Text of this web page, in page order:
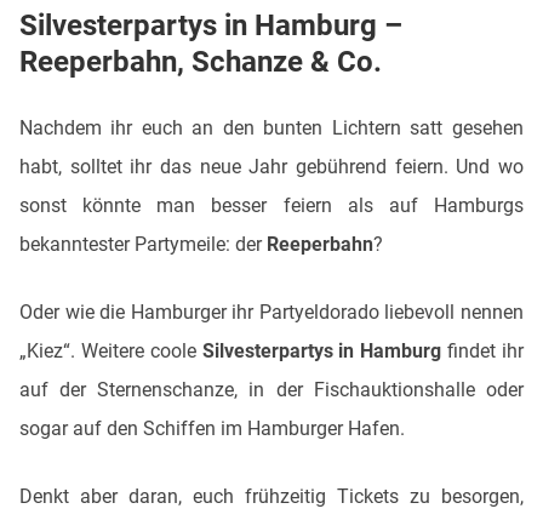
Silvesterpartys in Hamburg –
Reeperbahn, Schanze & Co.
Nachdem ihr euch an den bunten Lichtern satt gesehen
habt, solltet ihr das neue Jahr gebührend feiern. Und wo
sonst könnte man besser feiern als auf Hamburgs
bekanntester Partymeile: derReeperbahn?
Oder wie die Hamburger ihr Partyeldorado liebevoll nennen
„Kiez“. Weitere coole Silvesterpartys in Hamburg findet ihr
auf der Sternenschanze, in der Fischauktionshalle oder
sogar auf den Schiffen im Hamburger Hafen.
Denkt aber daran, euch frühzeitig Tickets zu besorgen,